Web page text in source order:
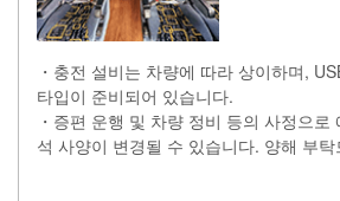
・충전 설비는 차량에 따라 상이하며,
타입이 준비되어 있습니다.
・증편 운행 및 차량 정비 등의 사정으
석 사양이 변경될 수 있습니다. 양해 부탁